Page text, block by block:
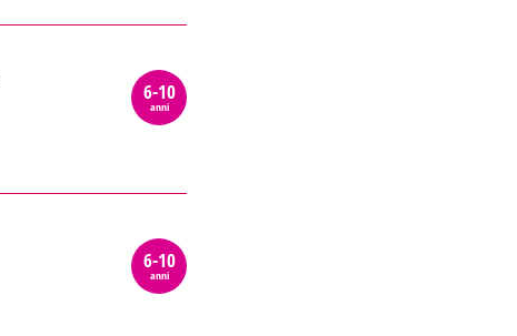
6-10
anni
6-10
anni